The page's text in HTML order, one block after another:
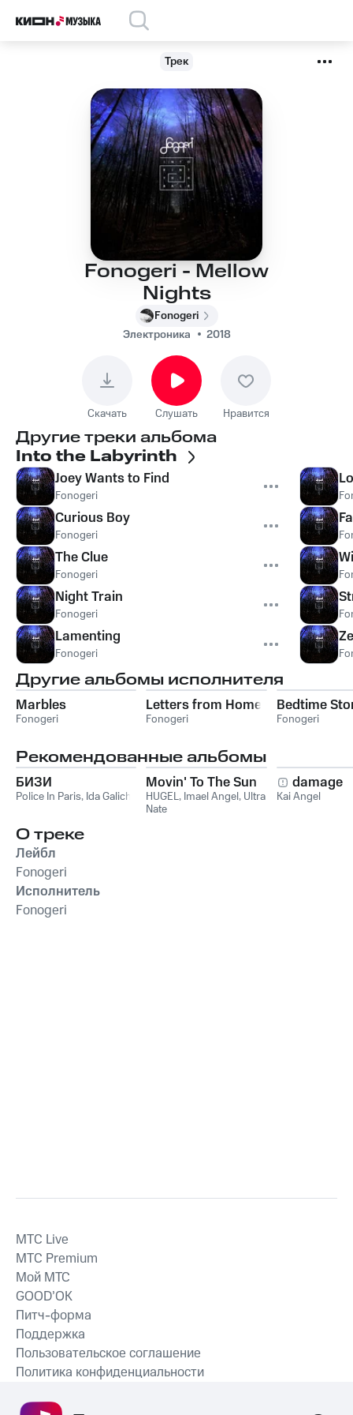
Трек
Fonogeri - Mellow
Nights
Fonogeri
Электроника
2018
Скачать Слушать Нравится
Другие треки альбома
Into the Labyrinth
Joey Wants to Find
Fonogeri
Curious Boy
Fonogeri
The Clue
Fonogeri
Night Train
Fonogeri
Lamenting
Fonogeri
Другие альбомы исполнителя
Marbles
Fonogeri
Letters from Home
Fonogeri
Bedtime
Fonogeri
Рекомендованные альбомы
БИЗИ
Police In Paris, Ida Galich
Movin' To The Sun
HUGEL, Imael Angel, Ultra
Nate
damage
Kai Angel
О треке
Лейбл
Fonogeri
Исполнитель
Fonogeri
MTС Live
MTС Premium
Мой МТС
GOOD’OK
Питч-форма
Поддержка
Пользовательское соглашение
Политика конфиденциальности